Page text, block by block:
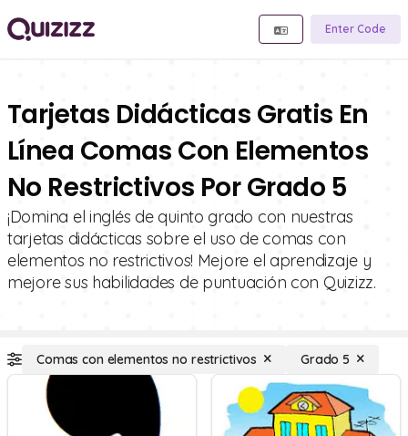
Enter Code
Tarjetas Didácticas Gratis En
Línea Comas Con Elementos
No Restrictivos Por Grado 5
¡Domina el inglés de quinto grado con nuestras
tarjetas didácticas sobre el uso de comas con
elementos no restrictivos! Mejore el aprendizaje y
mejore sus habilidades de puntuación con Quizizz.
Comas con elementos no restrictivos Grado 5